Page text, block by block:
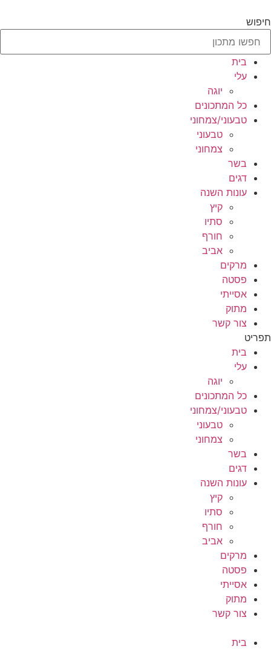
לתוכן
חיפוש
בית
עלי
יוגה
כל המתכונים
טבעוני/צמחוני
טבעוני
צמחוני
בשר
דגים
עונות השנה
קיץ
סתיו
חורף
אביב
מרקים
פסטה
אסייתי
מתוק
צור קשר
תפריט
בית
עלי
יוגה
כל המתכונים
טבעוני/צמחוני
טבעוני
צמחוני
בשר
דגים
עונות השנה
קיץ
סתיו
חורף
אביב
מרקים
פסטה
אסייתי
מתוק
צור קשר
בית